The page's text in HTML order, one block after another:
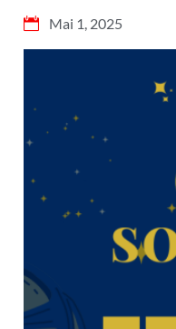
Mai 1, 2025